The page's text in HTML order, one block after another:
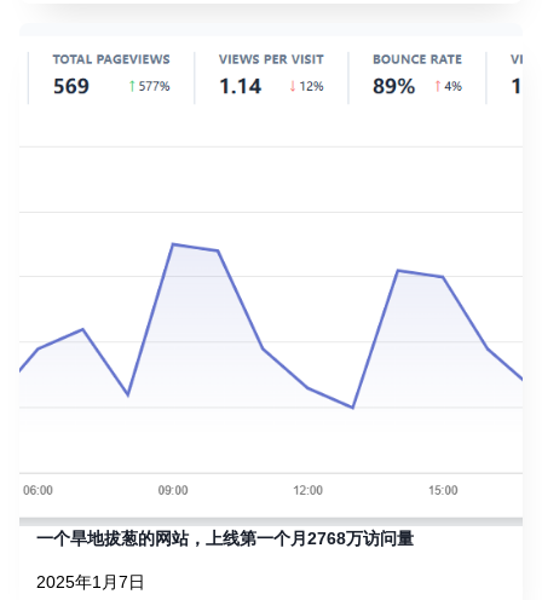
一个旱地拔葱的网站，上线第一个月2768万访问量
2025年1月7日